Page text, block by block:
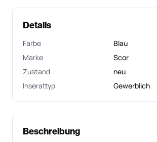
Details
Farbe
Blau
Marke
Scor
Zustand
neu
Inserattyp
Gewerblich
Beschreibung